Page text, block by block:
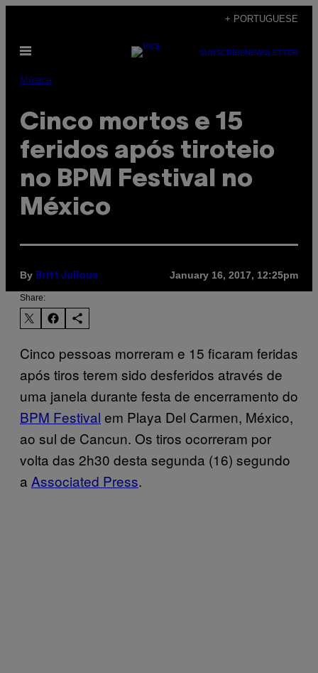
content
+ PORTUGUESE
Open
SUBSCRIBENEWSLETTER
Música
Cinco mortos e 15
feridos após tiroteio
no BPM Festival no
México
By Britt Julious January 16, 2017, 12:25pm
Share:
Cinco pessoas morreram e 15 ficaram feridas
após tiros terem sido desferidos através de
uma janela durante festa de encerramento do
BPM Festival em Playa Del Carmen, México,
ao sul de Cancun. Os tiros ocorreram por
volta das 2h30 desta segunda (16) segundo
a Associated Press.